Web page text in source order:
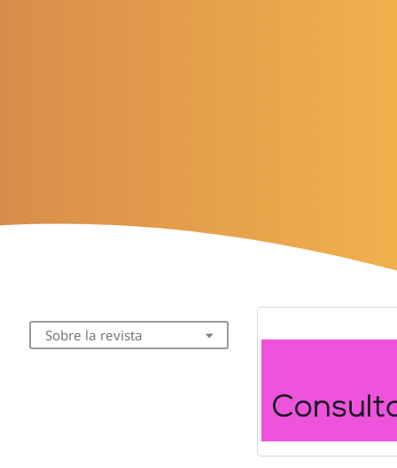
Sobre la revista